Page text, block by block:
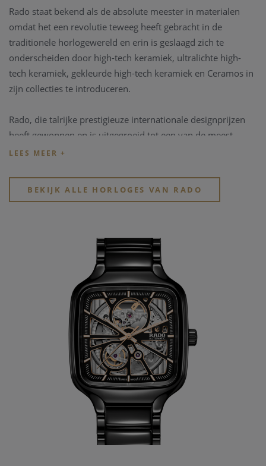
Rado staat bekend als de absolute meester in materialen
omdat het een revolutie teweeg heeft gebracht in de
traditionele horlogewereld en erin is geslaagd zich te
onderscheiden door high-tech keramiek, ultralichte high-
tech keramiek, gekleurde high-tech keramiek en Ceramos in
zijn collecties te introduceren.
Rado, die talrijke prestigieuze internationale designprijzen
heeft gewonnen en is uitgegroeid tot een van de meest
innovatieve horlogemakers ter wereld, is altijd een pionier
verleggen van de grenzen van innovatie.
http://www.Rado.com
. Bekijk snel de verschillende bijzondere
kwalitatieve horloge merken
webshop of in de winkel.
BEKIJK ALLE HORLOGES VAN RADO